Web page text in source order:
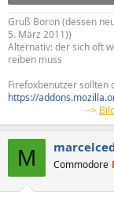
Gruß Boron (dessen
5. März 2011))
Alternativ: der sich oft
reiben muss
Firefoxbenutzer sollten
https://
-->
M Commodore